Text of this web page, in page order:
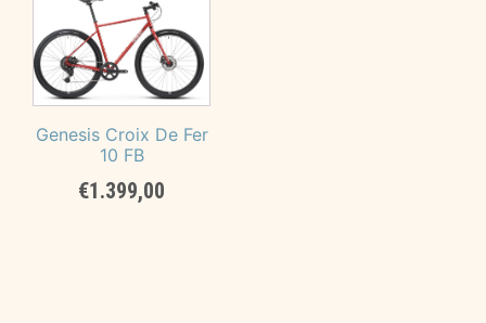
Genesis Croix De Fer
10 FB
€1.399,00